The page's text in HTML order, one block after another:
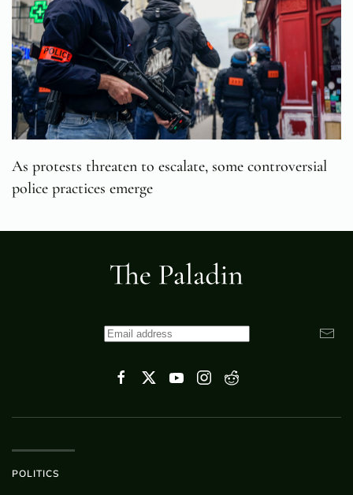
As protests threaten to escalate, some controversial
police practices emerge
POLITICS